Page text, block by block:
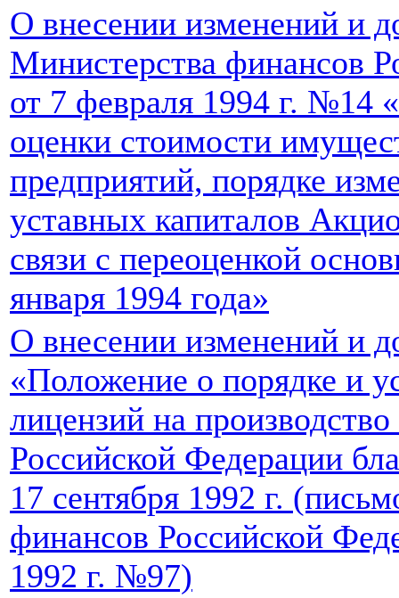
О внесении изменений и
Министерства финансов
от 7 февраля 1994 г. №14
оценки стоимости
предприятий, порядке
уставных капиталов
связи с переоценкой
января 1994 года»
О внесении изменений и
«Положение о порядке и
лицензий на
Российской Федерации
17 сентября 1992 г.
финансов Российской
1992 г. №97)